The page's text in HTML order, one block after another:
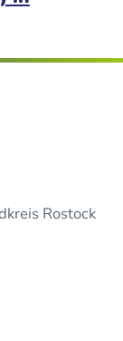
Rostock